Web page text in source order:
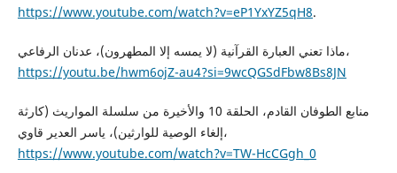
https://www.youtube.com/watch?v=eP1YxYZ5qH8.
ماذا تعني العبارة القرآنية (لا يمسه إلا المطهرون)، عدنان الرفاعي،
https://youtu.be/hwm6ojZ-au4?si=9wcQGSdFbw8Bs8JN
منابع الطوفان القادم، الحلقة 10 والأخيرة من سلسلة المواريث (كارثة
إلغاء الوصية للوارثين)، ياسر العدير قاوي،
https://www.youtube.com/watch?v=TW-HcCGgh_0